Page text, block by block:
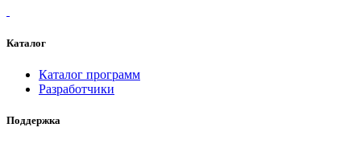
Каталог
Каталог программ
Разработчики
Поддержка